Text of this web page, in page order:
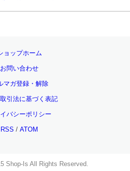
ョップホーム
お問い合わせ
マガ登録・解除
引法に基づく表記
バシーポリシー
RSS / ATOM
Shop-Is All Rights Reserved.